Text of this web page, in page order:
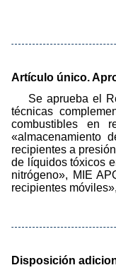
Artículo único.
Se aprueba el
técnicas
combustibles en
«almacenamiento
recipientes a
de líquidos tóxicos
nitrógeno», MIE
recipientes
Disposición